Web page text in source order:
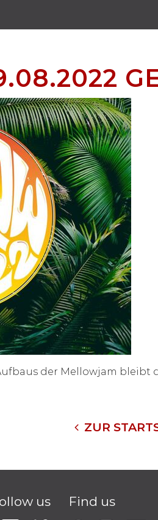
der Mellowjam bleibt
ZUR
us Find us